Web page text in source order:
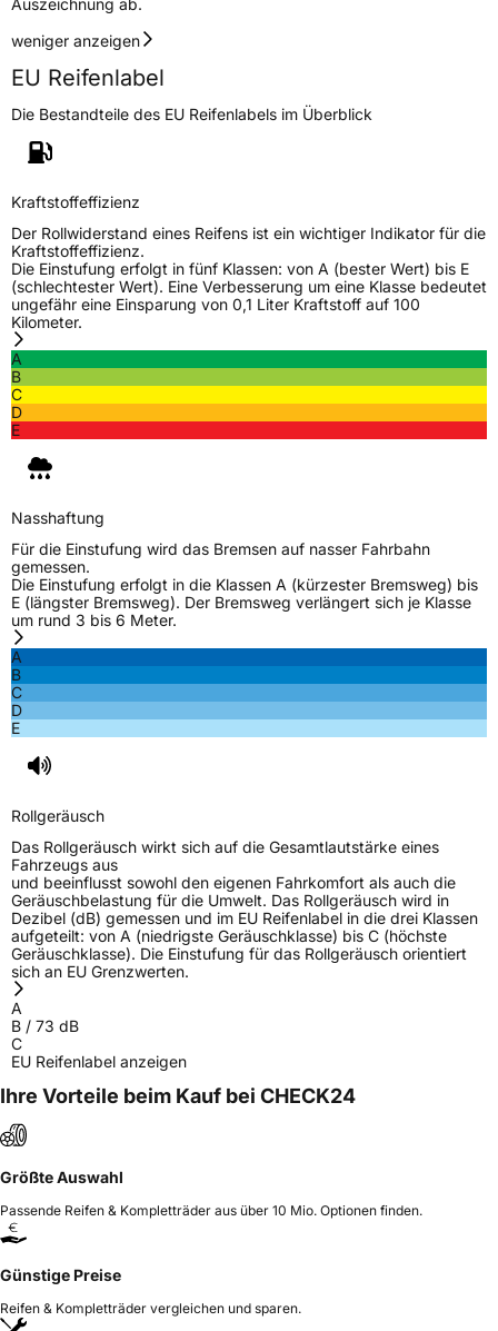
Herstellerkontakt
www.goodyear.eu
Auszeichnung ab.
weniger anzeigen
EU Reifenlabel
Die Bestandteile des EU Reifenlabels im Überblick
Kraftstoffeffizienz
Der Rollwiderstand eines Reifens ist ein wichtiger Indikator für die
Kraftstoffeffizienz.
Die Einstufung erfolgt in fünf Klassen: von A (bester Wert) bis E
(schlechtester Wert). Eine Verbesserung um eine Klasse bedeutet
ungefähr eine Einsparung von 0,1 Liter Kraftstoff auf 100
Kilometer.
A
B
C
D
E
Nasshaftung
Für die Einstufung wird das Bremsen auf nasser Fahrbahn
gemessen.
Die Einstufung erfolgt in die Klassen A (kürzester Bremsweg) bis
E (längster Bremsweg). Der Bremsweg verlängert sich je Klasse
um rund 3 bis 6 Meter.
A
B
C
D
E
Rollgeräusch
Das Rollgeräusch wirkt sich auf die Gesamtlautstärke eines
Fahrzeugs aus
und beeinflusst sowohl den eigenen Fahrkomfort als auch die
Geräuschbelastung für die Umwelt. Das Rollgeräusch wird in
Dezibel (dB) gemessen und im EU Reifenlabel in die drei Klassen
aufgeteilt: von A (niedrigste Geräuschklasse) bis C (höchste
Geräuschklasse). Die Einstufung für das Rollgeräusch orientiert
sich an EU Grenzwerten.
A
B / 73 dB
C
EU Reifenlabel anzeigen
Ihre Vorteile beim Kauf bei CHECK24
Größte Auswahl
Passende Reifen & Kompletträder aus über 10 Mio. Optionen finden.
Günstige Preise
Reifen & Kompletträder vergleichen und sparen.